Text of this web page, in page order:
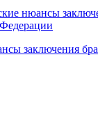
заключения